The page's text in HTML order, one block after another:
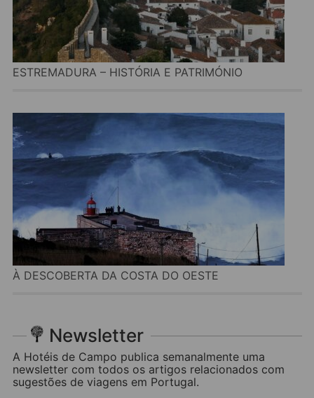
ESTREMADURA – HISTÓRIA E PATRIMÓNIO
À DESCOBERTA DA COSTA DO OESTE
Newsletter
A Hotéis de Campo publica semanalmente uma
newsletter com todos os artigos relacionados com
sugestões de viagens em Portugal.